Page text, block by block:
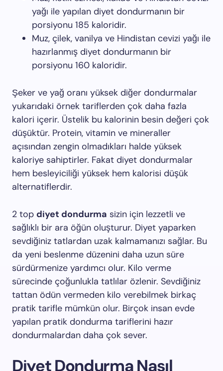
yağı ile yapılan diyet dondurmanın bir
porsiyonu 185 kaloridir.
Muz, çilek, vanilya ve Hindistan cevizi yağı ile
hazırlanmış diyet dondurmanın bir
porsiyonu 160 kaloridir.
Şeker ve yağ oranı yüksek diğer dondurmalar
yukarıdaki örnek tariflerden çok daha fazla
kalori içerir. Üstelik bu kalorinin besin değeri çok
düşüktür. Protein, vitamin ve mineraller
açısından zengin olmadıkları halde yüksek
kaloriye sahiptirler. Fakat diyet dondurmalar
hem besleyiciliği yüksek hem kalorisi düşük
alternatiflerdir.
2 top diyet dondurma sizin için lezzetli ve
sağlıklı bir ara öğün oluşturur. Diyet yaparken
sevdiğiniz tatlardan uzak kalmamanızı sağlar. Bu
da yeni beslenme düzenini daha uzun süre
sürdürmenize yardımcı olur. Kilo verme
sürecinde çoğunlukla tatlılar özlenir. Sevdiğiniz
tattan ödün vermeden kilo verebilmek birkaç
pratik tarifle mümkün olur. Birçok insan evde
yapılan pratik dondurma tariflerini hazır
dondurmalardan daha çok sever.
Diyet Dondurma Nasıl